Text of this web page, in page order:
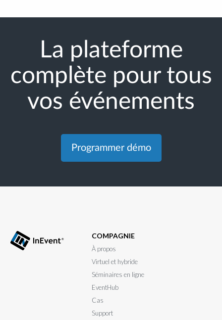
La plateforme
complète pour tous
vos événements
Programmer démo
COMPAGNIE
À propos
Virtuel et hybride
Séminaires en ligne
EventHub
Cas
Support